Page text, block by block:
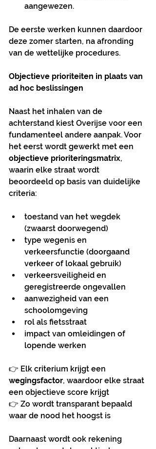
aangewezen.
De eerste werken kunnen daardoor
deze zomer starten, na afronding
van de wettelijke procedures.
Objectieve prioriteiten in plaats van
ad hoc beslissingen
Naast het inhalen van de
achterstand kiest Overijse voor een
fundamenteel andere aanpak. Voor
het eerst wordt gewerkt met een
objectieve prioriteringsmatrix,
waarin elke straat wordt
beoordeeld op basis van duidelijke
criteria:
toestand van het wegdek
(zwaarst doorwegend)
type wegenis en
verkeersfunctie (doorgaand
verkeer of lokaal gebruik)
verkeersveiligheid en
geregistreerde ongevallen
aanwezigheid van een
schoolomgeving
rol als fietsstraat
impact van omleidingen of
lopende werken
👉 Elk criterium krijgt een
wegingsfactor, waardoor elke straat
een objectieve score krijgt
👉 Zo wordt transparant bepaald
waar de nood het hoogst is
Daarnaast wordt ook rekening